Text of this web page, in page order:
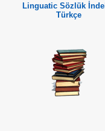
Linguatic Sözlük
Türkçe